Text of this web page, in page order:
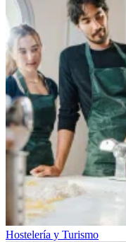
Hostelería y Turismo